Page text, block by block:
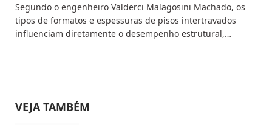
Segundo o engenheiro Valderci Malagosini Machado, os
tipos de formatos e espessuras de pisos intertravados
influenciam diretamente o desempenho estrutural,…
VEJA TAMBÉM